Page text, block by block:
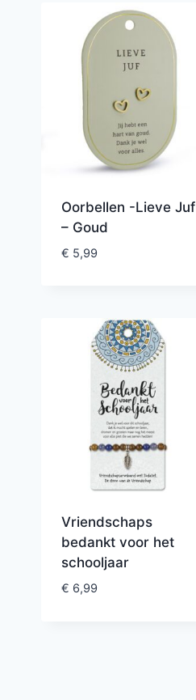
Oorbellen -Lieve Juf
– Goud
€ 5,99
Vriendschaps
bedankt voor het
schooljaar
€ 6,99